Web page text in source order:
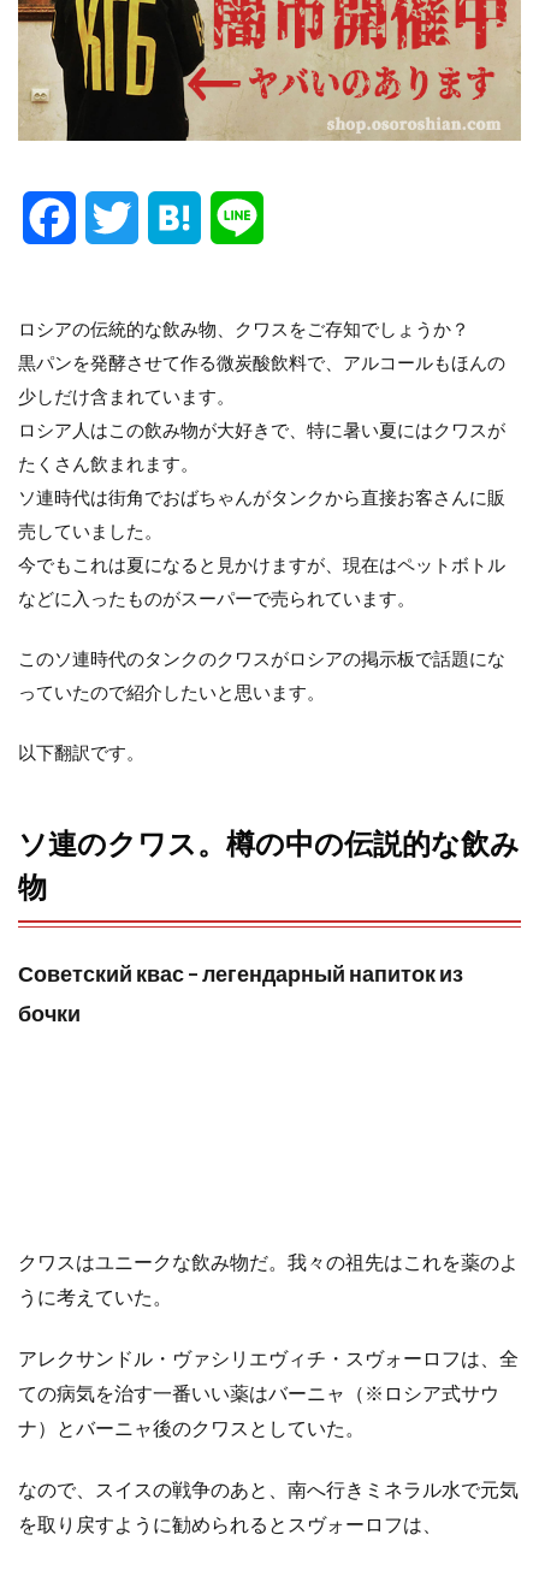
c
e
b
o
k
i
t
r
t
e
n
n
e
ロシアの伝統的な飲み物、クワスをご存知でしょうか？
黒パンを発酵させて作る微炭酸飲料で、アルコールもほんの
少しだけ含まれています。
ロシア人はこの飲み物が大好きで、特に暑い夏にはクワスが
たくさん飲まれます。
ソ連時代は街角でおばちゃんがタンクから直接お客さんに販
売していました。
今でもこれは夏になると見かけますが、現在はペットボトル
などに入ったものがスーパーで売られています。
このソ連時代のタンクのクワスがロシアの掲示板で話題にな
っていたので紹介したいと思います。
以下翻訳です。
ソ連のクワス。樽の中の伝説的な飲み
物
Советский квас – легендарный напиток из
бочки
クワスはユニークな飲み物だ。我々の祖先はこれを薬のよ
うに考えていた。
アレクサンドル・ヴァシリエヴィチ・スヴォーロフは、全
ての病気を治す一番いい薬はバーニャ（※ロシア式サウ
ナ）とバーニャ後のクワスとしていた。
なので、スイスの戦争のあと、南へ行きミネラル水で元気
を取り戻すように勧められるとスヴォーロフは、